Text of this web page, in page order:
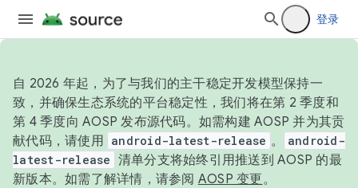
登录
自 2026 年起，为了与我们的主干稳定开发模型保持一
致，并确保生态系统的平台稳定性，我们将在第 2 季度和
第 4 季度向 AOSP 发布源代码。如需构建 AOSP 并为其贡
献代码，请使用 android-latest-release 。
android-
latest-release 清单分支将始终引用推送到 AOSP 的最
新版本。如需了解详情，请参阅 AOSP 变更。